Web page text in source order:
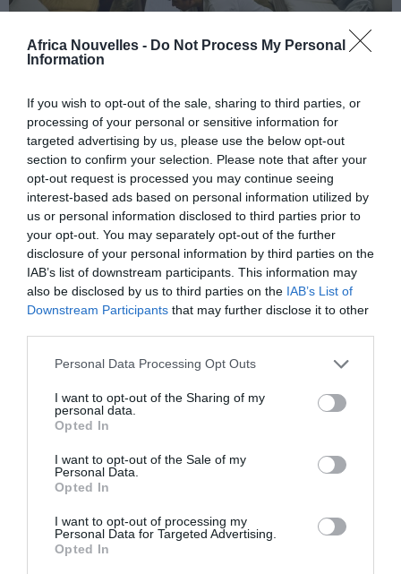
Africa Nouvelles - Do Not Process My Personal
Information
If you wish to opt-out of the sale, sharing to third parties, or
processing of your personal or sensitive information for
targeted advertising by us, please use the below opt-out
section to confirm your selection. Please note that after your
opt-out request is processed you may continue seeing
interest-based ads based on personal information utilized by
us or personal information disclosed to third parties prior to
your opt-out. You may separately opt-out of the further
disclosure of your personal information by third parties on the
IAB’s list of downstream participants. This information may
also be disclosed by us to third parties on the IAB’s List of
Downstream Participants that may further disclose it to other
Personal Data Processing Opt Outs
I want to opt-out of the Sharing of my
personal data.
Opted In
I want to opt-out of the Sale of my
Personal Data.
Opted In
I want to opt-out of processing my
Personal Data for Targeted Advertising.
Opted In
Une indemnité mensuelle de 500 euros par mois sera
accordée pour les mois d’avril et mai 2020 aux
travailleurs domestiques:
ayant un ou plusieurs contrats de travail, au
23/02/2020;
pour une durée totale de plus de 10 heures par
Comme conditions d’accès, les travailleurs
domestiques ne doivent pas:
avoir bénéficié d’autres allocations introduites
par le Décret « Cura Italia »